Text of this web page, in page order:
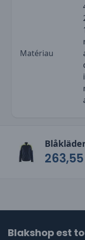
Matériau
Blakshop est